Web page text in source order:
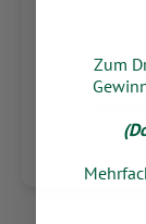
1000
Zum